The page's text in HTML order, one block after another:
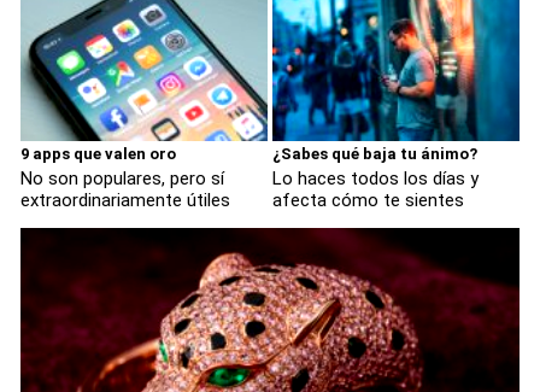
9 apps que valen oro
No son populares, pero sí
extraordinariamente útiles
¿Sabes qué baja tu ánimo?
Lo haces todos los días y
afecta cómo te sientes